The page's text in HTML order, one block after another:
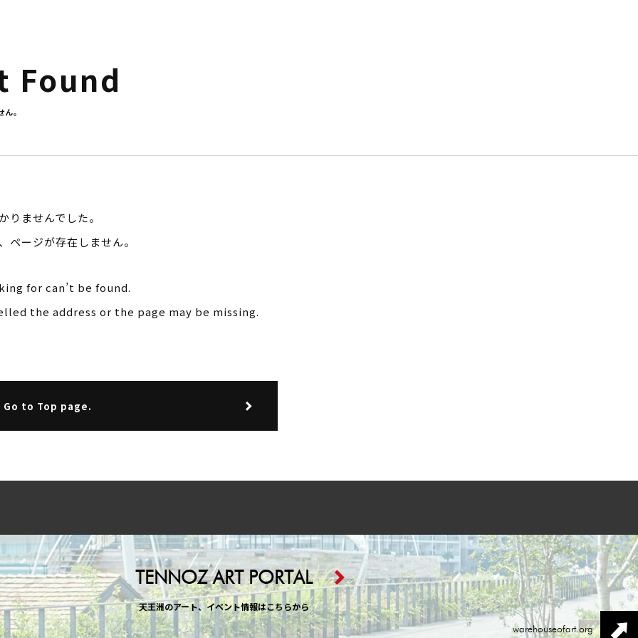
Found
。
りませんでした。
ページが存在しません。
for can’t be found.
the address or the page may be missing.
Go to Top page.
TENNOZ ART PORTAL
天王洲のアート、イベント情報はこちらから
warehouseofart.org